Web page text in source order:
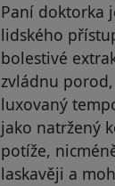
Paní doktorka
lidského
bolestivé
zvládnu
luxovaný
jako natržený
potíže,
laskavěji a